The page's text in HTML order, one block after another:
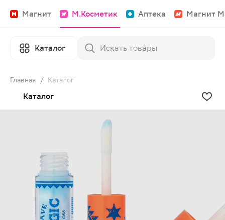
Магнит М.Косметик Аптека Магнит
Каталог
Главная / Каталог
Каталог